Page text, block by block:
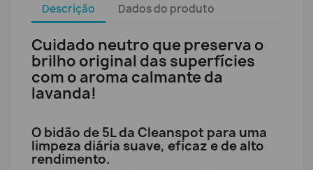
Descrição Dados do produto
Cuidado neutro que preserva o
brilho original das superfícies
com o aroma calmante da
lavanda!
O bidão de 5L da Cleanspot para uma
limpeza diária suave, eficaz e de alto
rendimento.